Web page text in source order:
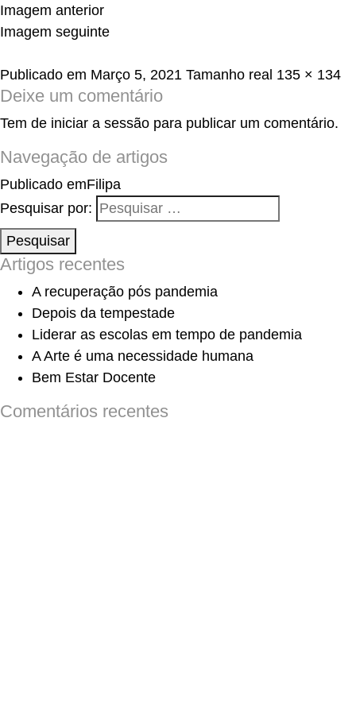
Imagem anterior
Imagem seguinte
Publicado em Março 5, 2021 Tamanho real 135 × 134
Deixe um comentário
Tem de iniciar a sessão para publicar um comentário.
Navegação de artigos
Publicado emFilipa
Pesquisar por:
Pesquisar
Artigos recentes
A recuperação pós pandemia
Depois da tempestade
Liderar as escolas em tempo de pandemia
A Arte é uma necessidade humana
Bem Estar Docente
Comentários recentes